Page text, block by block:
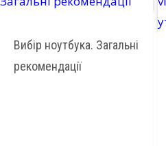
Вибір ноутбука. Загальні
рекомендації